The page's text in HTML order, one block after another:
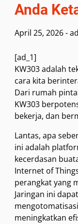
Anda
April 25, 2026-
[ad_1]
KW303 adalah
cara kita
Dari rumah
KW303
bekerja, dan
Lantas, apa
ini adalah
kecerdasan
Internet of
perangkat yang
Jaringan ini
meningkatkan